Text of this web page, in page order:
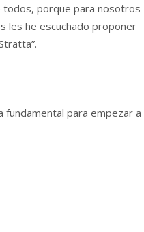
todos, porque para nosotros
les he escuchado proponer
fundamental para empezar a